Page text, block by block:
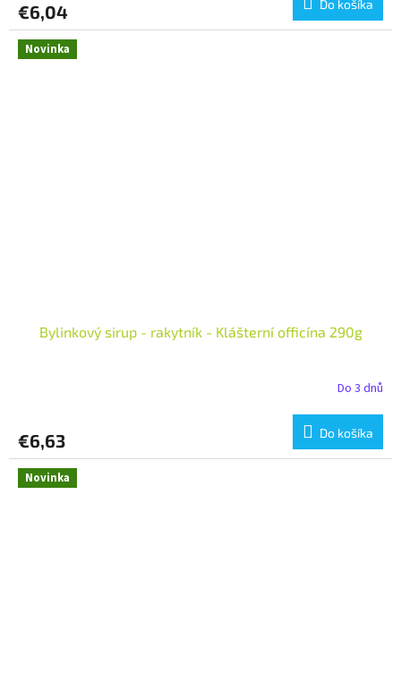
€6,04 Do košíka
Novinka
Bylinkový sirup - rakytník - Klášterní officína 290g
Do 3 dnů
€6,63 Do košíka
Novinka